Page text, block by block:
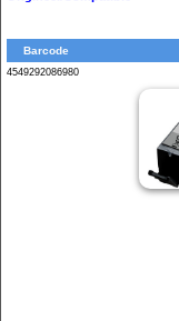
Barcode
4549292086980